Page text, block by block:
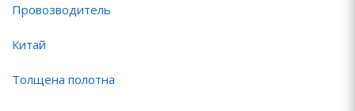
Провозводитель
Китай
Толщена полотна